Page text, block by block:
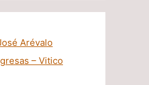
Arévalo
– Vitico